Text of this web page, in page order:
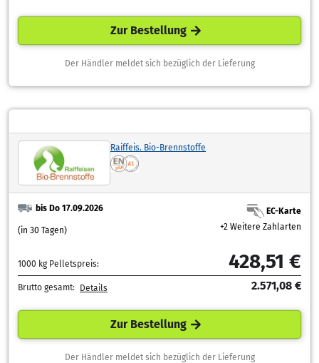
Zur Bestellung
Der Händler meldet sich bezüglich der Lieferung
Raiffeis. Bio-Brennstoffe
bis Do 17.09.2026
(in 30 Tagen)
EC-Karte
+2 Weitere Zahlarten
1000 kg Pelletspreis: 428,51 €
Brutto gesamt: Details 2.571,08 €
Zur Bestellung
Der Händler meldet sich bezüglich der Lieferung